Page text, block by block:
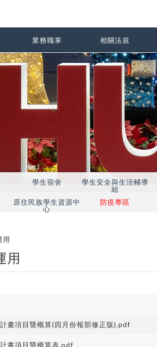
業務職掌 相關法規
學生宿舍
學生安全與生活輔導
組
原住民族學生資源中
心
防疫專區
用
用
畫項目暨概算(四月份報部修正版).pdf
畫項目暨概算表.pdf